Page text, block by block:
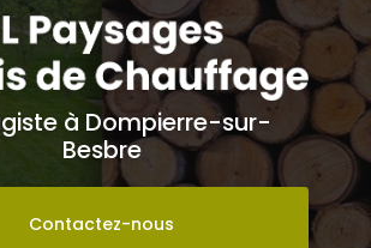
à Dompierre-sur-
Besbre
Contactez-nous